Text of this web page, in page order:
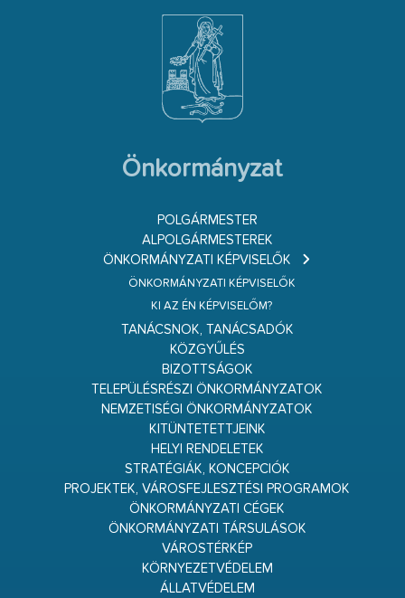
Önkormányzat
POLGÁRMESTER
ALPOLGÁRMESTEREK
ÖNKORMÁNYZATI KÉPVISELŐK
ÖNKORMÁNYZATI KÉPVISELŐK
KI AZ ÉN KÉPVISELŐM?
TANÁCSNOK, TANÁCSADÓK
KÖZGYŰLÉS
BIZOTTSÁGOK
TELEPÜLÉSRÉSZI ÖNKORMÁNYZATOK
NEMZETISÉGI ÖNKORMÁNYZATOK
KITÜNTETETTJEINK
HELYI RENDELETEK
STRATÉGIÁK, KONCEPCIÓK
PROJEKTEK, VÁROSFEJLESZTÉSI PROGRAMOK
ÖNKORMÁNYZATI CÉGEK
ÖNKORMÁNYZATI TÁRSULÁSOK
VÁROSTÉRKÉP
KÖRNYEZETVÉDELEM
ÁLLATVÉDELEM